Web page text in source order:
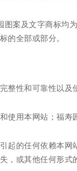
案及文字商标均
的全部或部分。
性和可靠性以及
使用本网站；福寿
起的任何依赖本
，或其他任何形